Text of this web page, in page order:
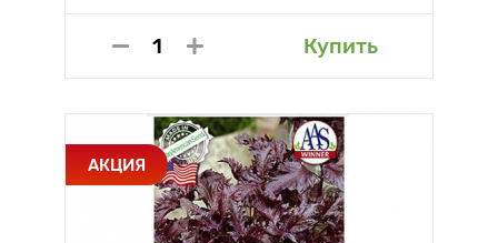
Купить
АКЦИЯ